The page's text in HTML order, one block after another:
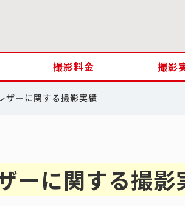
撮影料金 撮影
ザーに関する撮影実績
ーに関する撮影